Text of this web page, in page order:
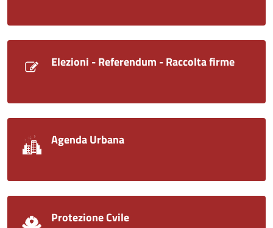
Elezioni - Referendum - Raccolta firme
Agenda Urbana
Protezione Cvile